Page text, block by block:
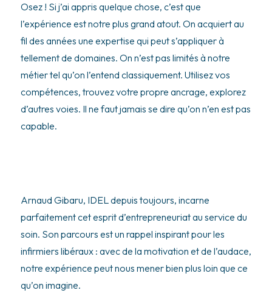
Osez ! Si j’ai appris quelque chose, c’est que
l’expérience est notre plus grand atout. On acquiert au
fil des années une expertise qui peut s’appliquer à
tellement de domaines. On n’est pas limités à notre
métier tel qu’on l’entend classiquement. Utilisez vos
compétences, trouvez votre propre ancrage, explorez
d’autres voies. Il ne faut jamais se dire qu’on n’en est pas
capable.
Arnaud Gibaru, IDEL depuis toujours, incarne
parfaitement cet esprit d’entrepreneuriat au service du
soin. Son parcours est un rappel inspirant pour les
infirmiers libéraux : avec de la motivation et de l’audace,
notre expérience peut nous mener bien plus loin que ce
qu’on imagine.